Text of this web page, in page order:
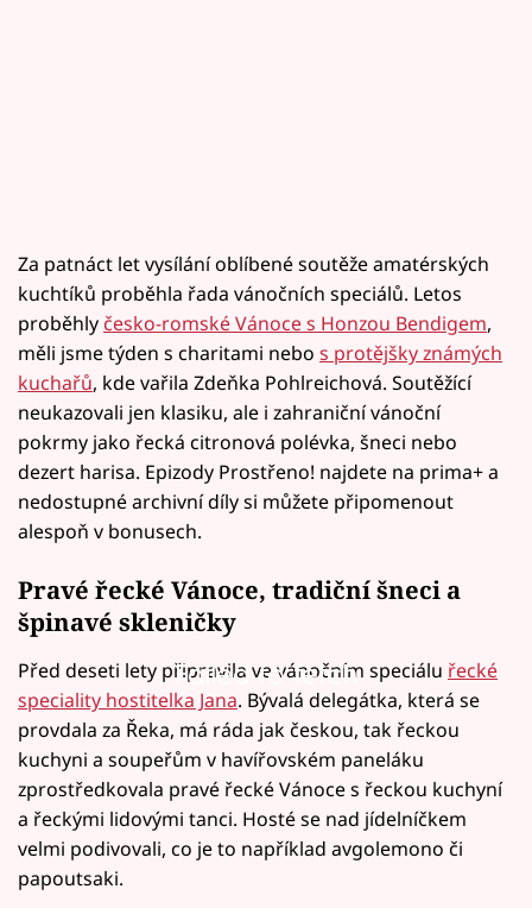
Za patnáct let vysílání oblíbené soutěže amatérských
kuchtíků proběhla řada vánočních speciálů. Letos
proběhly česko-romské Vánoce s Honzou Bendigem,
měli jsme týden s charitami nebo s protějšky známých
kuchařů, kde vařila Zdeňka Pohlreichová. Soutěžící
neukazovali jen klasiku, ale i zahraniční vánoční
pokrmy jako řecká citronová polévka, šneci nebo
dezert harisa. Epizody Prostřeno! najdete na prima+ a
nedostupné archivní díly si můžete připomenout
alespoň v bonusech.
Pravé řecké Vánoce, tradiční šneci a
špinavé skleničky
Failed to fetch
Před deseti lety připravila ve vánočním speciálu řecké
speciality hostitelka Jana. Bývalá delegátka, která se
provdala za Řeka, má ráda jak českou, tak řeckou
kuchyni a soupeřům v havířovském paneláku
zprostředkovala pravé řecké Vánoce s řeckou kuchyní
a řeckými lidovými tanci. Hosté se nad jídelníčkem
velmi podivovali, co je to například avgolemono či
papoutsaki.